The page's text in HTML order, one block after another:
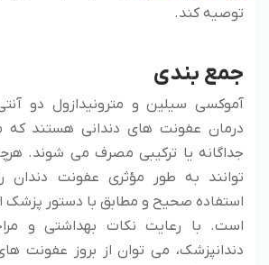
توصیه کند.
جمع بندی
آموکسی سیلین و مترونیدازول دو
درمان عفونت های دندانی هستند که
جداگانه یا ترکیبی مصرف می شوند.
توانند به طور مؤثری عفونت دندان
استفاده صحیح و مطابق با دستور پزشک
است. با رعایت نکات بهداشتی و
دندانپزشک، می توان از بروز عفونت